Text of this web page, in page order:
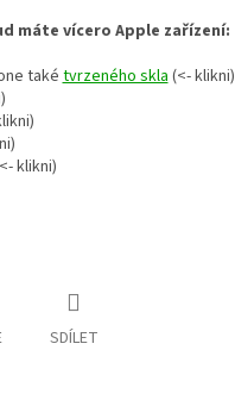
máte vícero Apple zařízení:
takétvrzeného skla(<- klikni)
klikni)
SDÍLET